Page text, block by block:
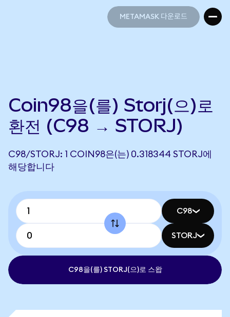
METAMASK 다운로드
Coin98을(를) Storj(으)로
환전 (C98 → STORJ)
C98/STORJ: 1 COIN98은(는) 0.318344 STORJ에
해당합니다
C98
STORJ
C98을(를) STORJ(으)로 스왑